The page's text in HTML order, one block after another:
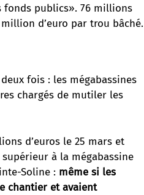
fonds publics». 76 millions
d’euro par trou bâché.
fois : les mégabassines
chargés de mutiler les
d’euros le 25 mars et
à la mégabassine
Soline : même si les
chantier et avaient